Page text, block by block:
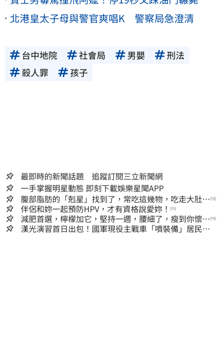
北港皇太子母與警官爽唱K 警察局急澄清
台中地院 社會局 男嬰
刑法
殺人罪
孩子
最即時的新聞話題 追蹤訂閱三立新聞網
一手掌握明星動態 即刻下載娛樂星聞APP
腹部脂肪的「剋星」找到了，常吃這幾物，吃走大肚
囊，瘦出小蠻腰
PR
伴侶和妳一起預防HPV，才有資格說愛妳！ PR
減肥首選，檸檬加它，堅持一週，腰細了，瘦到你懷疑
人生
PR
漢光演習首日出包！國軍現役主戰車「噴裝備」居民撿